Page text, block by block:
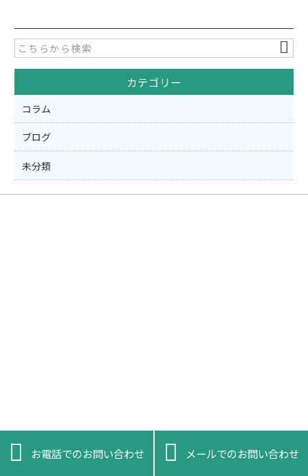
e
b
o
o
k
er
カテゴリー
コラム
ブログ
未分類
お問い合わせはお気軽にどうぞ！
 お電話でのお問い合わせ  メールでのお問い合わせ